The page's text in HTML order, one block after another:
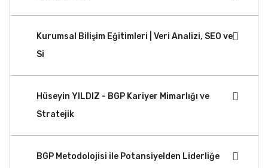
Kurumsal Bilişim Eğitimleri | Veri Analizi, SEO ve
Si
Hüseyin YILDIZ - BGP Kariyer Mimarlığı ve
Stratejik
BGP Metodolojisi ile Potansiyelden Liderliğe